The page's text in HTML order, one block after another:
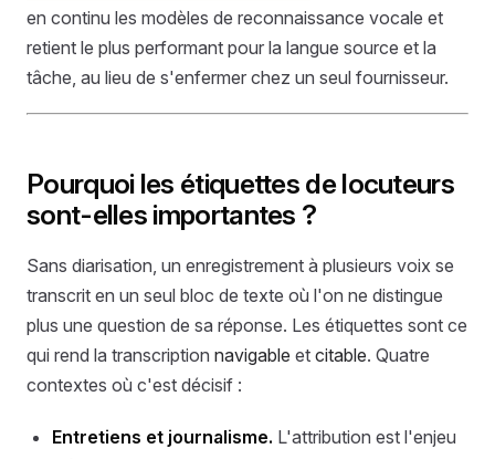
en continu les modèles de reconnaissance vocale et
retient le plus performant pour la langue source et la
tâche, au lieu de s'enfermer chez un seul fournisseur.
Pourquoi les étiquettes de locuteurs
sont-elles importantes ?
Sans diarisation, un enregistrement à plusieurs voix se
transcrit en un seul bloc de texte où l'on ne distingue
plus une question de sa réponse. Les étiquettes sont ce
qui rend la transcription navigable et citable. Quatre
contextes où c'est décisif :
Entretiens et journalisme. L'attribution est l'enjeu